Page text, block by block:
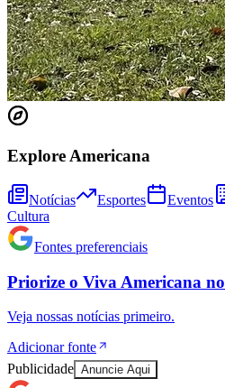
Explore Americana
Notícias Esportes Eventos
Cultura
Fontes preferenciais
Priorize o Viva Americana no
Veja nossas notícias primeiro.
Adicionar fonte
Publicidade Anuncie Aqui